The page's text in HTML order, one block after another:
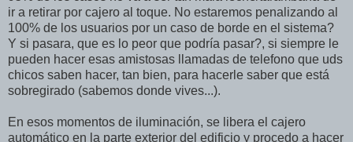
ir a retirar por cajero al toque. No estaremos penalizando al
100% de los usuarios por un caso de borde en el sistema?
Y si pasara, que es lo peor que podría pasar?, si siempre le
pueden hacer esas amistosas llamadas de telefono que uds
chicos saben hacer, tan bien, para hacerle saber que está
sobregirado (sabemos donde vives...).
En esos momentos de iluminación, se libera el cajero
automático en la parte exterior del edificio y procedo a hacer